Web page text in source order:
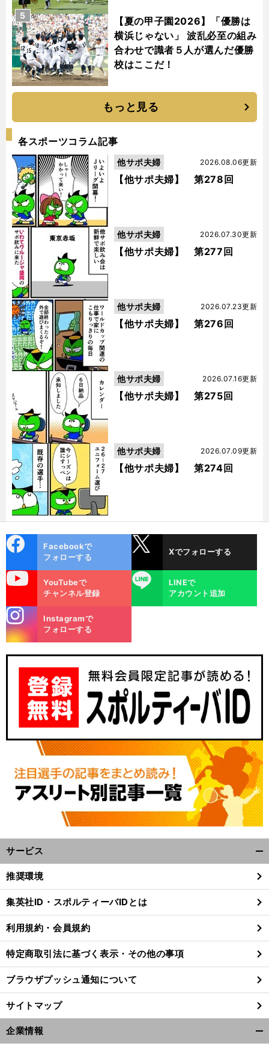
【夏の甲子園2026】「優勝は
横浜じゃない」 波乱必至の組み
合わせで識者５人が選んだ優勝
校はここだ！
5
もっと見る
各スポーツコラム記事
【他サポ夫婦】 第278回
2026.08.06更新
他サポ夫婦
【他サポ夫婦】 第277回
2026.07.30更新
他サポ夫婦
【他サポ夫婦】 第276回
2026.07.23更新
他サポ夫婦
【他サポ夫婦】 第275回
2026.07.16更新
他サポ夫婦
【他サポ夫婦】 第274回
2026.07.09更新
他サポ夫婦
ok
Facebookで
フォローする
Xでフォローする
YouTubeで
チャンネル登録
LINE
LINEで
アカウント追加
m
Instagramで
フォローする
サービス
閉
る
推奨環境
集英社ID・スポルティーバIDとは
利用規約・会員規約
特定商取引法に基づく表示・その他の事項
ブラウザプッシュ通知について
サイトマップ
企業情報